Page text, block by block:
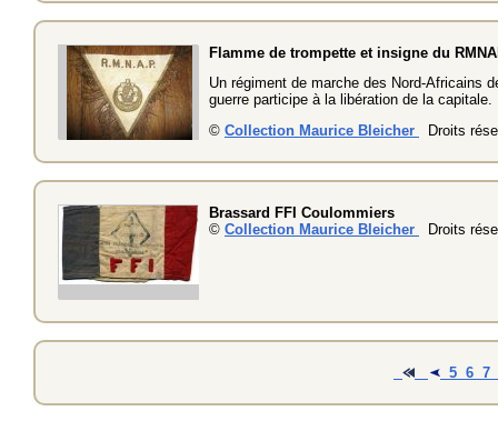
Flamme de trompette et insigne du
Un régiment de marche des Nord-Africains
guerre participe à la libération de la capitale.
© Collection Maurice Bleicher Droits
Brassard FFI Coulommiers
© Collection Maurice Bleicher Droits
5 6 7